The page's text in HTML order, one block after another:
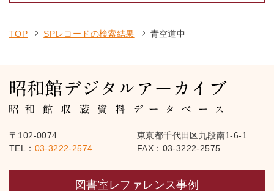
TOP SPレコードの検索結果 青空道中
〒102-0074
東京都千代田区九段南1-6-1
TEL： 03-3222-2574 FAX：03-3222-2575
図書室レファレンス事例